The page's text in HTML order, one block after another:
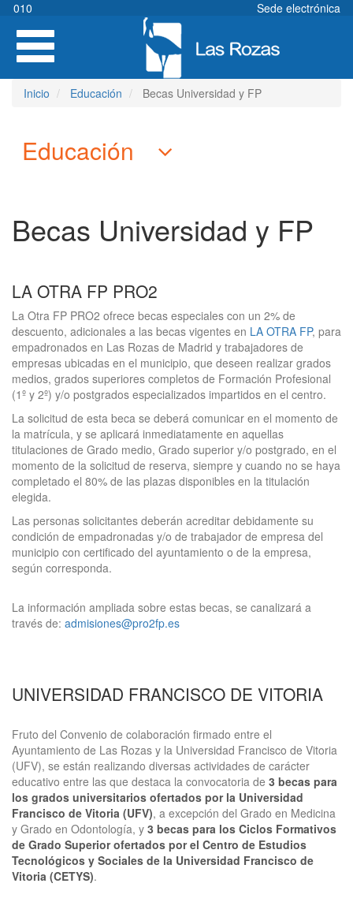
Pasar
contenido
principal
010
Sede electrónica
Toggle
navigation
Inicio Educación Becas Universidad y FP
Educación
Becas Universidad y FP
LA OTRA FP PRO2
La Otra FP PRO2 ofrece becas especiales con un 2% de
descuento, adicionales a las becas vigentes en LA OTRA FP, para
empadronados en Las Rozas de Madrid y trabajadores de
empresas ubicadas en el municipio, que deseen realizar grados
medios, grados superiores completos de Formación Profesional
(1º y 2º) y/o postgrados especializados impartidos en el centro.
La solicitud de esta beca se deberá comunicar en el momento de
la matrícula, y se aplicará inmediatamente en aquellas
titulaciones de Grado medio, Grado superior y/o postgrado, en el
momento de la solicitud de reserva, siempre y cuando no se haya
completado el 80% de las plazas disponibles en la titulación
elegida.
Las personas solicitantes deberán acreditar debidamente su
condición de empadronadas y/o de trabajador de empresa del
municipio con certificado del ayuntamiento o de la empresa,
según corresponda.
La información ampliada sobre estas becas, se canalizará a
través de: admisiones@pro2fp.es
UNIVERSIDAD FRANCISCO DE VITORIA
Fruto del Convenio de colaboración firmado entre el
Ayuntamiento de Las Rozas y la Universidad Francisco de Vitoria
(UFV), se están realizando diversas actividades de carácter
educativo entre las que destaca la convocatoria de 3 becas para
los grados universitarios ofertados por la Universidad
Francisco de Vitoria (UFV), a excepción del Grado en Medicina
y Grado en Odontología, y 3 becas para los Ciclos Formativos
de Grado Superior ofertados por el Centro de Estudios
Tecnológicos y Sociales de la Universidad Francisco de
Vitoria (CETYS).